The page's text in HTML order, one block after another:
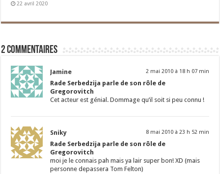
22 avril 2020
2 commentaires
Jamine 2 mai 2010 à 18 h 07 min
Rade Serbedzija parle de son rôle de
Gregorovitch
Cet acteur est génial. Dommage qu’il soit si peu connu !
Sniky 8 mai 2010 à 23 h 52 min
Rade Serbedzija parle de son rôle de
Gregorovitch
moi je le connais pah mais ya lair super bon! XD (mais
personne depassera Tom Felton)